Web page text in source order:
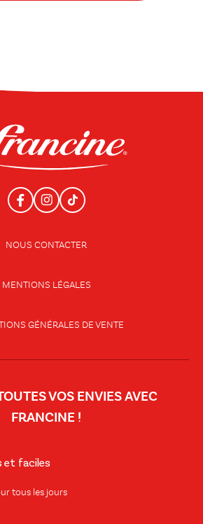
NOUS CONTACTER
MENTIONS LÉGALES
GÉNÉRALES DE VENTE
VOS ENVIES AVEC
FRANCINE !
et faciles
tous les jours